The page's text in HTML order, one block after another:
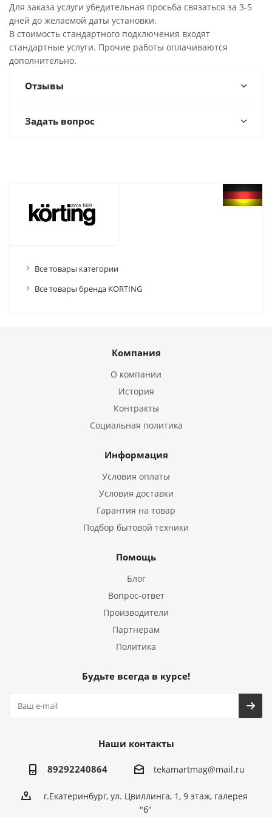
Для заказа услуги убедительная просьба связаться за 3-5
дней до желаемой даты установки.
В стоимость стандартного подключения входят
стандартные услуги. Прочие работы оплачиваются
дополнительно.
Отзывы
Задать вопрос
Все товары категории
Все товары бренда KORTING
Компания
О компании
История
Контракты
Социальная политика
Информация
Условия оплаты
Условия доставки
Гарантия на товар
Подбор бытовой техники
Помощь
Блог
Вопрос-ответ
Производители
Партнерам
Политика
Будьте всегда в курсе!
Наши контакты
89292240864 tekamartmag@mail.ru
г.Екатеринбург, ул. Цвиллинга, 1, 9 этаж, галерея
"б"